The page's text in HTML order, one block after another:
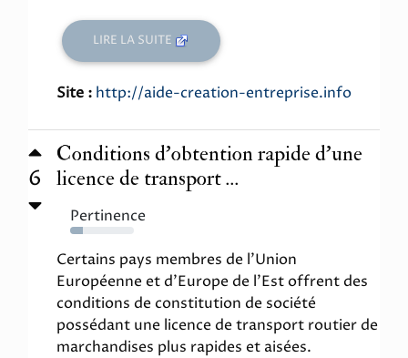
LIRE LA SUITE
Site : http://aide-creation-entreprise.info
6
Conditions d’obtention rapide d’une
licence de transport ...
Pertinence
20%
Certains pays membres de l'Union
Européenne et d'Europe de l'Est offrent des
conditions de constitution de société
possédant une licence de transport routier de
marchandises plus rapides et aisées.